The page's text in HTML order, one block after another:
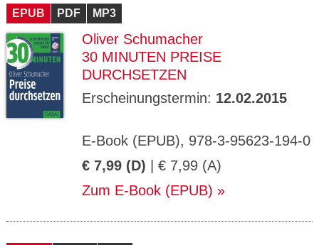
EPUB PDF MP3
Oliver Schumacher
30 MINUTEN PREISE
DURCHSETZEN
Erscheinungstermin: 12.02.2015
E-Book (EPUB), 978-3-95623-194-0
€ 7,99 (D) | € 7,99 (A)
Zum E-Book (EPUB)